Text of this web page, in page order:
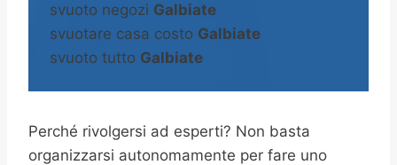
svuoto negozi Galbiate
svuotare casa costo Galbiate
svuoto tutto Galbiate
Perché rivolgersi ad esperti? Non basta
organizzarsi autonomamente per fare uno